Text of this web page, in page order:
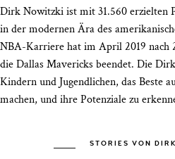
Dirk Nowitzki ist mit 31.560 erzielten
in der modernen Ära des
NBA-Karriere hat im April 2019 nach
die Dallas Mavericks beendet. Die
Kindern und Jugendlichen, das Beste
machen, und ihre Potenziale zu
STORIES VON